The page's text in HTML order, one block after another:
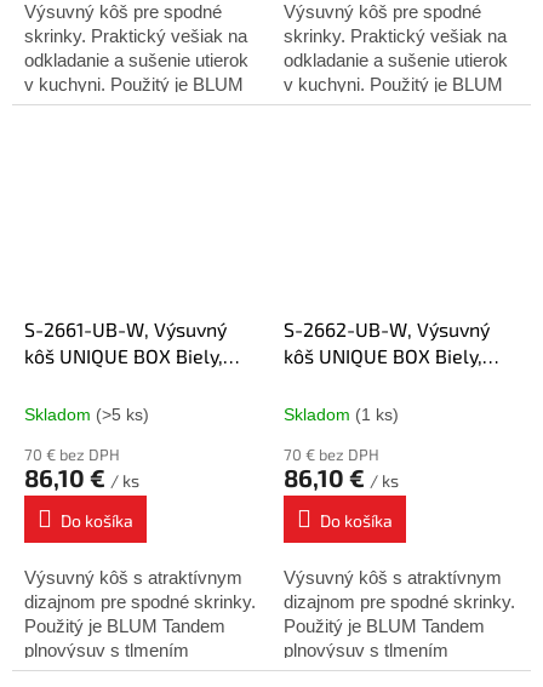
Výsuvný kôš pre spodné
skrinky. Praktický vešiak na
odkladanie a sušenie utierok
v kuchyni. Použitý je BLUM
Tandem plnovýsuv s tlmením
Výsuvný kôš pre spodné
skrinky. Praktický vešiak na
odkladanie a sušenie utierok
v kuchyni. Použitý je BLUM
Tandem plnovýsuv s tlmením
S-2661-UB-W, Výsuvný
kôš UNIQUE BOX Biely,
plnovýsuv
Skladom (>5 ks)
70 € bez DPH
86,10 € / ks
Do košíka
Výsuvný kôš s atraktívnym
dizajnom pre spodné skrinky.
Použitý je BLUM Tandem
plnovýsuv s tlmením
Minimálna šírka skrinky :
S-2662-UB-W, Výsuvný
kôš UNIQUE BOX Biely,
plnovýsuv
Skladom (1 ks)
70 € bez DPH
86,10 € / ks
Do košíka
Výsuvný kôš s atraktívnym
dizajnom pre spodné skrinky.
Použitý je BLUM Tandem
plnovýsuv s tlmením
Minimálna šírka skrinky :